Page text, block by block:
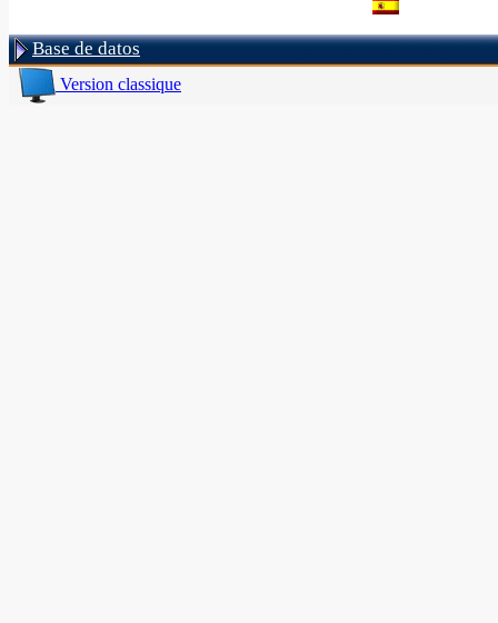
Base de datos
Version classique